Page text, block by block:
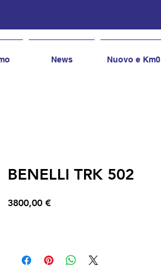
News Nuovo e Km0
BENELLI TRK 502
3800,00 €Prezzo